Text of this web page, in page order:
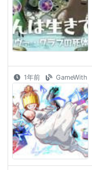
1年前 GameWith